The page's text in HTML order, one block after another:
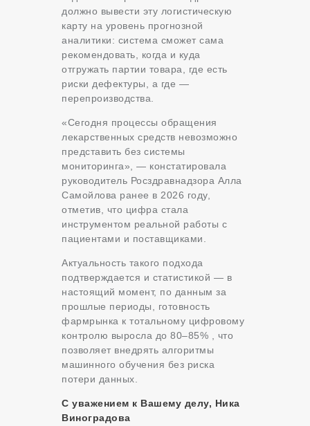
должно вывести эту логистическую
карту на уровень прогнозной
аналитики: система сможет сама
рекомендовать, когда и куда
отгружать партии товара, где есть
риски дефектуры, а где —
перепроизводства.
«Сегодня процессы обращения
лекарственных средств невозможно
представить без системы
мониторинга», — констатировала
руководитель Росздравнадзора Алла
Самойлова ранее в 2026 году,
отметив, что цифра стала
инструментом реальной работы с
пациентами и поставщиками
Актуальность такого подхода
подтверждается и статистикой — в
настоящий момент, по данным за
прошлые периоды, готовность
фармрынка к тотальному цифровому
контролю выросла до 80–85%
, что
позволяет внедрять алгоритмы
машинного обучения без риска
потери данных.
С уважением к Вашему делу, Ника
Виноградова